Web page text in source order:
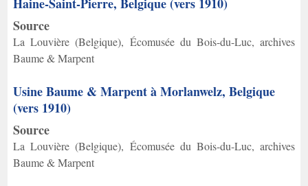
Haine-Saint-Pierre, Belgique (vers 1910)
Source
La Louvière (Belgique), Écomusée du Bois-du-Luc, archives
Baume & Marpent
Usine Baume & Marpent à Morlanwelz, Belgique
(vers 1910)
Source
La Louvière (Belgique), Écomusée du Bois-du-Luc, archives
Baume & Marpent